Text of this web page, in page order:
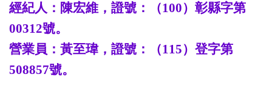
經紀人：陳宏維，證號：（100）彰縣字第
00312號。
營業員： 黃至瑋，證號：（115）登字第
508857號。